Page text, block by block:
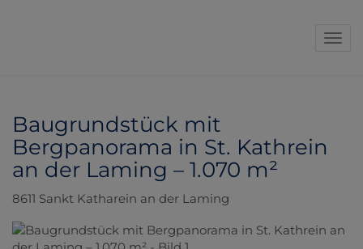
Baugrundstück mit
Bergpanorama in St. Kathrein
an der Laming – 1.070 m²
8611 Sankt Katharein an der Laming